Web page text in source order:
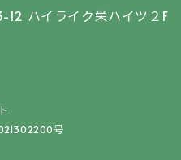
12 ハイライク栄ハイツ２F
号